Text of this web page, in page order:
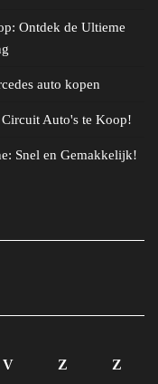
Ontdek de Ultieme
auto kopen
Auto's te Koop!
Snel en Gemakkelijk!
V Z
Z